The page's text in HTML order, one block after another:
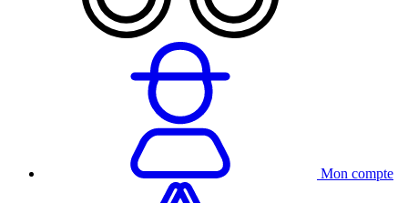
Mon compte